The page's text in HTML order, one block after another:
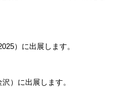
）に出展します。
）に出展します。